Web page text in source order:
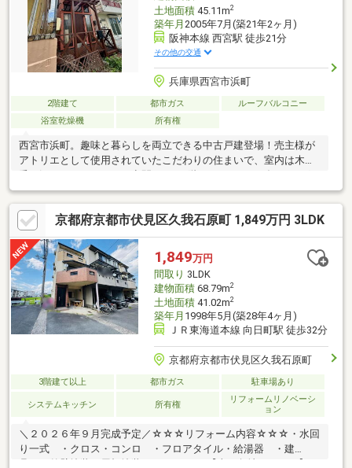
土地面積45.11m2
築年月 2005年7月(築21年2ヶ月)
阪神本線 西宮駅 徒歩21分
その他の交通
兵庫県西宮市浜町
2階建て 都市ガス
ルーフバルコニー
浴室乾燥機
所有権
西宮市浜町。趣味と暮らしを両立できる中古戸建登場！売主様が
アトリエとして使用されていたこだわりの住まいで、室内は木の
ペース。2階は天井高のある広々ワンルーム仕様。アトリエ・仕事
場・スタジオ・セカンドリビングなど自由に活用可能。屋上テラ
スからは六甲山や港の景色を望み、BBQやくつろぎの時間も楽し
めます。既成概念にとらわれない、自分らしい暮らしを叶える一
邸です。趣味を大切にしたい方、感性ある空間で暮らしたい方、
住まいに個性を求める方へ。
京都府京都市伏見区久我石原町 1,849万円 3LDK
1,849万円
間取り 3LDK
建物面積68.79m2
土地面積41.02m2
築年月 1998年5月(築28年4ヶ月)
ＪＲ東海道本線 向日町駅 徒歩32分
京都府京都市伏見区久我石原町
3階建て以上 都市ガス 駐車場あり
システムキッチン 所有権
リフォームリノベーシ
ョン
＼２０２６年９月完成予定／☆☆☆リフォーム内容☆☆☆・水回
り一式 ・クロス・コンロ ・フロアタイル・給湯器 ・建